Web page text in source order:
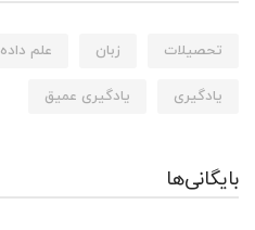
تحصیلات زبان علم داده
یادگیری یادگیری عمیق
بایگانی‌ها